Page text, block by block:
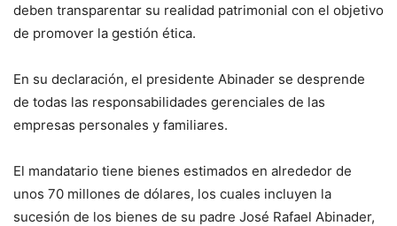
deben transparentar su realidad patrimonial con el objetivo
de promover la gestión ética.
En su declaración, el presidente Abinader se desprende
de todas las responsabilidades gerenciales de las
empresas personales y familiares.
El mandatario tiene bienes estimados en alrededor de
unos 70 millones de dólares, los cuales incluyen la
sucesión de los bienes de su padre José Rafael Abinader,